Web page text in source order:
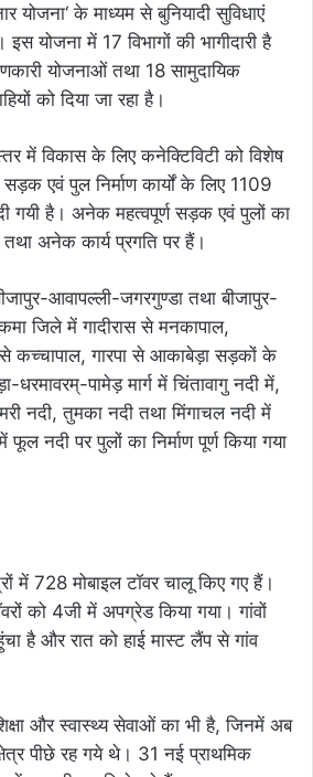
योजना‘ के माध्यम से बुनियादी सुविधाएं
योजना में 17 विभागों की भागीदारी है
योजनाओं तथा 18 सामुदायिक
को दिया जा रहा है।
में विकास के लिए कनेक्टिविटी को विशेष
एवं पुल निर्माण कार्यों के लिए 1109
गयी है। अनेक महत्वपूर्ण सड़क एवं पुलों का
तथा अनेक कार्य प्रगति पर हैं।
आवापल्ली-जगरगुण्डा तथा बीजापुर-
जिले में गादीरास से मनकापाल,
से कच्चापाल, गारपा से आकाबेड़ा सड़कों के
धरमावरम्-पामेड़ मार्ग में चिंतावागु नदी में,
नदी, तुमका नदी तथा मिंगाचल नदी में
नदी पर पुलों का निर्माण पूर्ण किया गया
में 728 मोबाइल टॉवर चालू किए गए हैं।
को 4जी में अपग्रेड किया गया। गांवों
है और रात को हाई मास्ट लैंप से गांव
और स्वास्थ्य सेवाओं का भी है, जिनमें अब
पीछे रह गये थे। 31 नई प्राथमिक